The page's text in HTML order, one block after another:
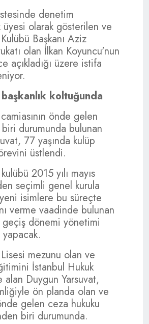
denetim
üyesi olarak gösterilen ve
Başkanı Aziz
olan İlkan Koyuncu'nun
açıkladığı üzere istifa
koltuğunda
camiasının önde gelen
durumunda bulunan
77 yaşında kulüp
üstlendi.
kulübü 2015 yılı mayıs
seçimli genel kurula
isimlere bu süreçte
verme vaadinde bulunan
geçiş dönemi yönetimi
Lisesi mezunu olan ve
İstanbul Hukuk
alan Duygun Yarsuvat,
ön planda olan ve
gelen ceza hukuku
biri durumunda.